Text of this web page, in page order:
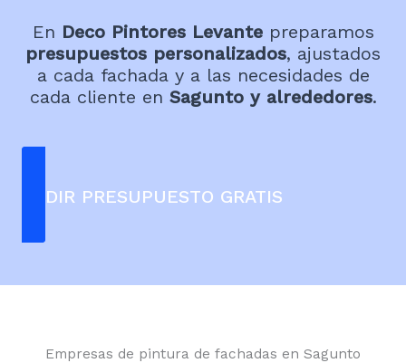
En Deco Pintores Levantepreparamos
presupuestos personalizados, ajustados
a cada fachada y a las necesidades de
cada cliente en Sagunto y alrededores.
PEDIR PRESUPUESTO GRATIS
Empresas de pintura de fachadas en Sagunto